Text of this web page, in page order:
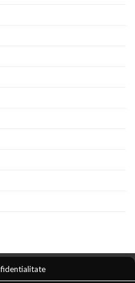
Online Anunturi Servicii